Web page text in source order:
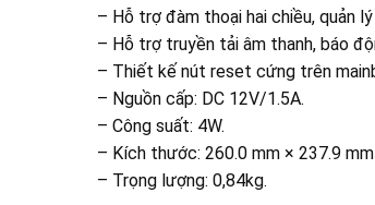
– Hỗ trợ đàm thoại hai chiều, quản
– Hỗ trợ truyền tải âm thanh, báo
– Thiết kế nút reset cứng trên
– Nguồn cấp: DC 12V/1.5A.
– Công suất: 4W.
– Kích thước: 260.0 mm × 237.9
– Trọng lượng: 0,84kg.